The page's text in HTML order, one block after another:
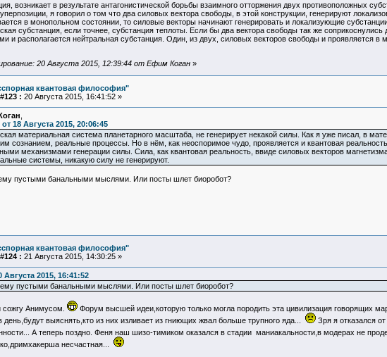
возникает в результате антагонистической борьбы взаимного отторжения двух противоположных
я говорил о том что два силовых вектора свободы, в этой конструкции, генерируют
в монопольном состоянии, то силовые векторы начинают генерировать и локализующие
субстанция, если точнее, субстанция теплоты. Если бы два вектора свободы так же
и располагается нейтральная субстанция. Один, из двух, силовых векторов свободы и проявляется в
20 Августа 2015, 12:39:44 от Ефим Коган»
квантовая философия"
: 20 Августа 2015, 16:41:52 »
18 Августа 2015, 20:06:45
материальная система планетарного масштаба, не генерирует некакой силы. Как я уже писал, в
сознанием, реальные процессы. Но в нём, как неоспоримое чудо, проявляется и квантовая
механизмами генерации силы. Сила, как квантовая реальность, ввиде силовых векторов
системы, никакую силу не генерируют.
пустыми банальными мыслями. Или посты шлет биоробот?
квантовая философия"
: 21 Августа 2015, 14:30:25 »
Августа 2015, 16:41:52
тему пустыми банальными мыслями. Или посты шлет биоробот?
сожгу Анимусом.
Форум высшей идеи,которую только могла породить эта цивилизация говорящих
день,будут выяснять,кто из них изливает из гниющих жвал больше трупного яда...
Зря я отказался
А теперь поздно. Феня наш шизо-тимиком оказался в стадии маниакальности,в модерах не
несчастная...